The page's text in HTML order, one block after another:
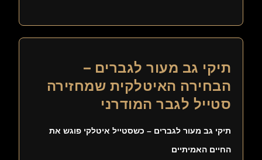
תיקי גב מעור לגברים –
הבחירה האיטלקית שמחזירה
סטייל לגבר המודרני
תיקי גב מעור לגברים – כשסטייל איטלקי פוגש את
החיים האמיתיים